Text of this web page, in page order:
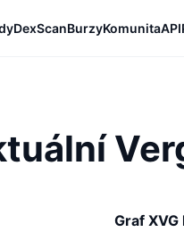
DexScanBurzyKomunitaAPI
Graf XVG